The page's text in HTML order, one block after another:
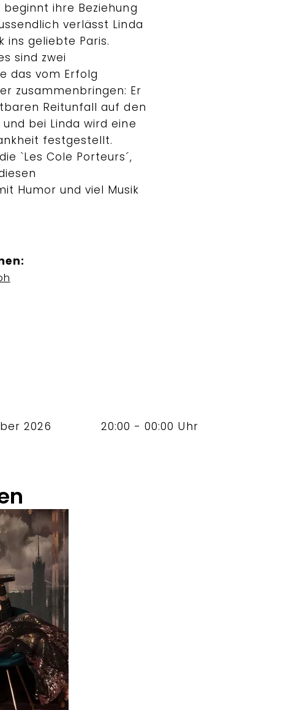
ihre Beziehung
verlässt Linda
ins geliebte Paris.
sind zwei
das vom Erfolg
zusammenbringen: Er
Reitunfall auf den
bei Linda wird eine
festgestellt.
`Les Cole Porteurs´,
Humor und viel Musik
2026 20:00 - 00:00 Uhr